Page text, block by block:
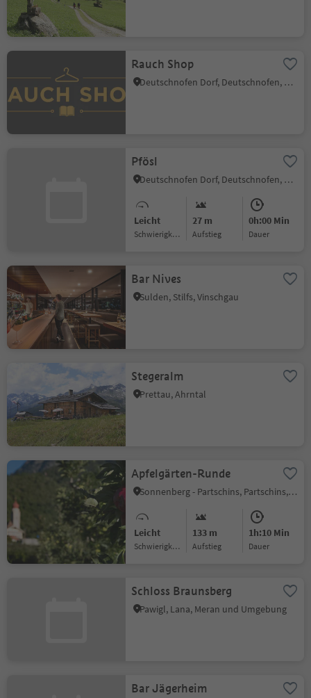
Rauch Shop
Deutschnofen Dorf, Deutschnofen, Dolomitenregion Eggental
Pfösl
Deutschnofen Dorf, Deutschnofen, Dolomitenregion Eggental
Leicht
Schwierigkeitsgrad
27 m
Aufstieg
0h:00 Min
Dauer
Bar Nives
Sulden, Stilfs, Vinschgau
Stegeralm
Prettau, Ahrntal
Apfelgärten-Runde
Sonnenberg - Partschins, Partschins, Meran und Umgebung
Leicht
Schwierigkeitsgrad
133 m
Aufstieg
1h:10 Min
Dauer
Schloss Braunsberg
Pawigl, Lana, Meran und Umgebung
Bar Jägerheim